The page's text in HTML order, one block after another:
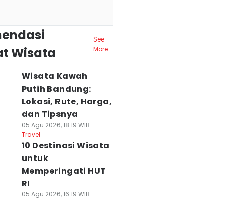
Wisata
See
More
Wisata Kawah
Putih Bandung:
Lokasi, Rute, Harga,
dan Tipsnya
05 Agu 2026, 18:19 WIB
Travel
10 Destinasi Wisata
untuk
Memperingati HUT
RI
05 Agu 2026, 16:19 WIB